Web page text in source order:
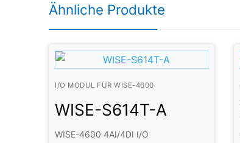
Ähnliche Produkte
I/O MODUL FÜR WISE-4600
WISE-S614T-A
WISE-4600 4AI/4DI I/O